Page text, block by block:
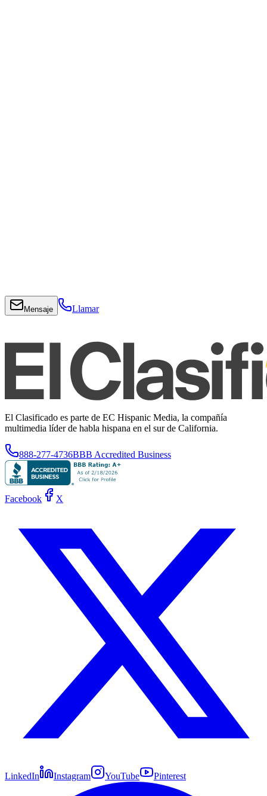
Mensaje Llamar
El Clasificado es parte de EC Hispanic Media, la compañía
multimedia líder de habla hispana en el sur de California.
888-277-4736BBB Accredited Business
Facebook X
LinkedIn Instagram YouTube Pinterest